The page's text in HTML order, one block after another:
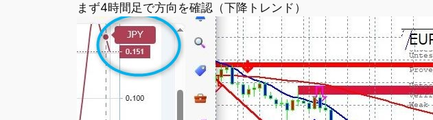
まず4時間足で方向を確認（下降トレンド）